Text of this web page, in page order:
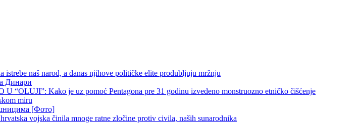
naš narod, a danas njihove političke elite produbljuju mržnju
Динари
Kako je uz pomoć Pentagona pre 31 godinu izvedeno monstruozno etničko čišćenje
miru
[Фото]
vojska činila mnoge ratne zločine protiv civila, naših sunarodnika